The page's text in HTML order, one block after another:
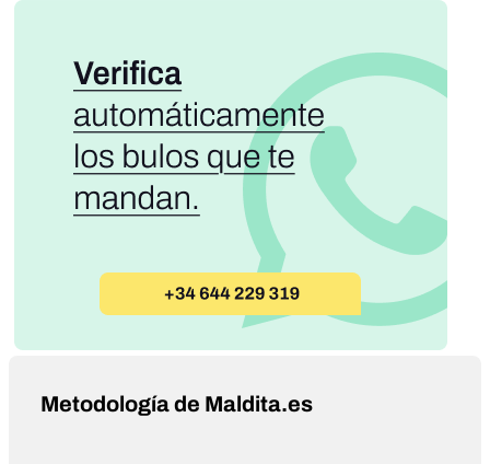
Metodología de Maldita.es